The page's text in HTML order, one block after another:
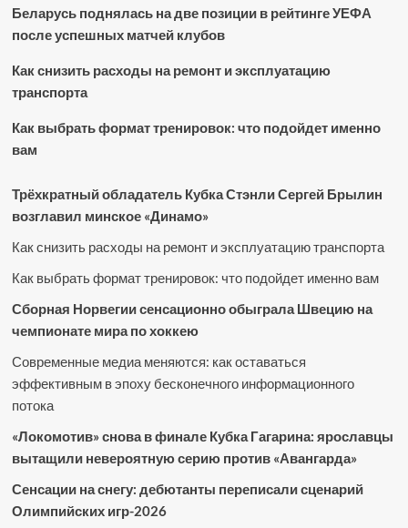
Беларусь поднялась на две позиции в рейтинге УЕФА
после успешных матчей клубов
Как снизить расходы на ремонт и эксплуатацию
транспорта
Как выбрать формат тренировок: что подойдет именно
вам
Трёхкратный обладатель Кубка Стэнли Сергей Брылин
возглавил минское «Динамо»
Как снизить расходы на ремонт и эксплуатацию транспорта
Как выбрать формат тренировок: что подойдет именно вам
Сборная Норвегии сенсационно обыграла Швецию на
чемпионате мира по хоккею
Современные медиа меняются: как оставаться
эффективным в эпоху бесконечного информационного
потока
«Локомотив» снова в финале Кубка Гагарина: ярославцы
вытащили невероятную серию против «Авангарда»
Сенсации на снегу: дебютанты переписали сценарий
Олимпийских игр-2026